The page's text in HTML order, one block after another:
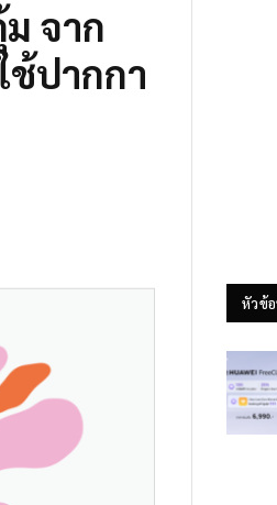
จาก
ช้ปากกา
หัวข้